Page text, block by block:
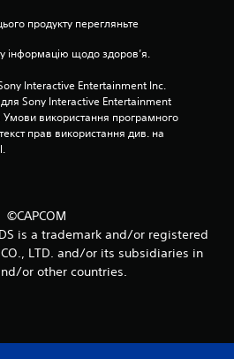
о
ц
о
продукту перегляньте
інформацію щодо здоров’я.
Interactive Entertainment Inc.
Sony Interactive Entertainment
Умови використання програмного
прав використання див. на
©CAPCOM
is a trademark and/or registered
LTD. and/or its subsidiaries in
or other countries.